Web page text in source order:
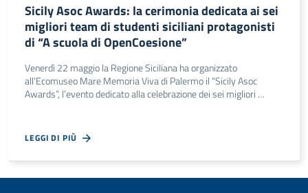
Sicily Asoc Awards: la cerimonia dedicata ai sei
migliori team di studenti siciliani protagonisti
di “A scuola di OpenCoesione”
Venerdì 22 maggio la Regione Siciliana ha organizzato
all’Ecomuseo Mare Memoria Viva di Palermo il “Sicily Asoc
Awards”, l’evento dedicato alla celebrazione dei sei migliori …
LEGGI DI PIÙ